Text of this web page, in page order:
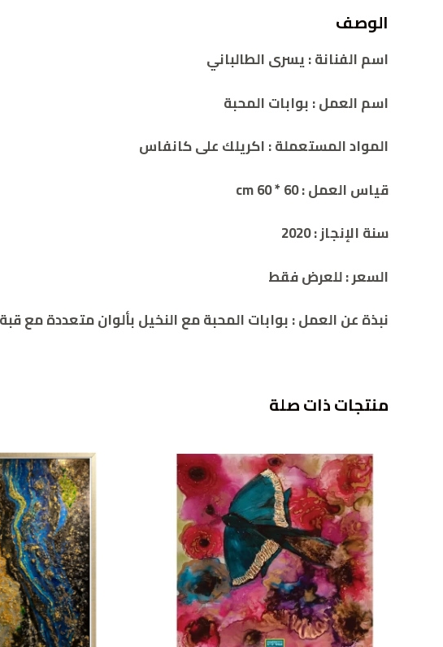
الوصف
اسم الفنانة : يسرى الطالباني
اسم العمل :بوابات المحبة
المواد المستعملة :اكريلك على كانفاس
قياس العمل : cm60 * 60
سنة الإنجاز :2020
السعر :للعرض فقط
نبذةعنالعمل:بوابات المحبة مع النخيل بألوان متعددة مع قبة
منتجات ذات صلة